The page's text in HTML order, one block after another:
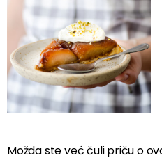
Možda ste već čuli priču o